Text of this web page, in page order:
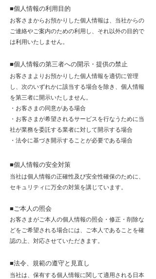
■個人情報の利用目的
お客さまからお預かりした個人情報は、当社からの
ご連絡やご案内のための利用し、それ以外の目的で
は利用いたしません。
■個人情報の第三者への開示・提供の禁止
お客さまよりお預かりした個人情報を適切に管理
し、次のいずれかに該当する場合を除き、個人情報
を第三者に開示いたしません。
・お客さまの同意がある場合
・ お客さまが希望されるサービスを行なうために当
社が業務を委託する業者に対して開示する場合
・ 法令に基づき開示することが必要である場合
■個人情報の安全対策
当社は個人情報の正確性及び安全性確保のために、
セキュリティに万全の対策を講じています。
■ご本人の照会
お客さまがご本人の個人情報の照会・修正・削除な
どをご希望される場合には、ご本人であることを確
認の上、対応させていただきます。
■法令、規範の遵守と見直し
当社は、保有する個人情報に関して適用される日本